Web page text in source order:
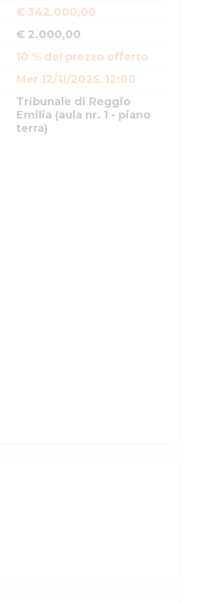
€ 342.000,00
€ 2.000,00
10 % del prezzo offerto
Mer 12/11/2025, 12:00
Tribunale di Reggio
Emilia (aula nr. 1 - piano
terra)